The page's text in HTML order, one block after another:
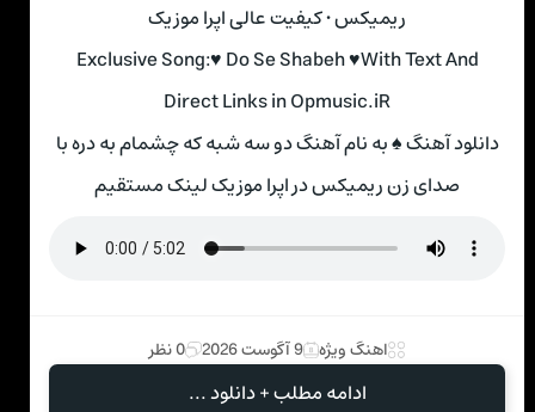
ریمیکس • کیفیت عالی اپرا موزیک
Exclusive Song:♥ Do Se Shabeh ♥With Text And
Direct Links in Opmusic.iR
دانلود آهنگ ♠ به نام آهنگ دو سه شبه که چشمام به دره با
صدای زن ریمیکس در اپرا موزیک لینک مستقیم
اهنگ ویژه 9 آگوست 2026 0 نظر
ادامه مطلب + دانلود ...